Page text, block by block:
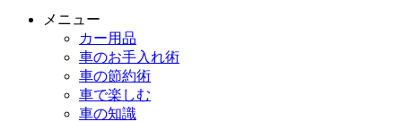
メニュー
カー用品
車のお手入れ術
車の節約術
車で楽しむ
車の知識